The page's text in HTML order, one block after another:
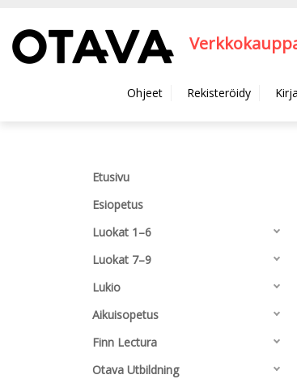
Ohjeet Rekisteröidy
Etusivu
Esiopetus
Luokat 1–6
Luokat 7–9
Lukio
Aikuisopetus
Finn Lectura
Otava Utbildning